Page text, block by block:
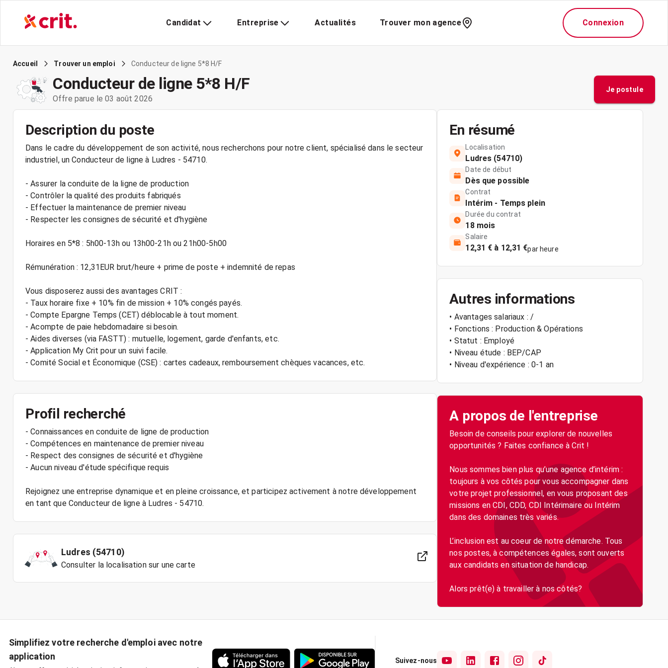
Candidat Entreprise Actualités Trouver mon agence Connexion
Accueil Trouver un emploi Conducteur de ligne 5*8 H/F
Conducteur de ligne 5*8 H/F
Offre parue le 03 août 2026
Je postule
Description du poste
Dans le cadre du développement de son activité, nous recherchons pour notre client, spécialisé dans le secteur
industriel, un Conducteur de ligne à Ludres - 54710.
- Assurer la conduite de la ligne de production
- Contrôler la qualité des produits fabriqués
- Effectuer la maintenance de premier niveau
- Respecter les consignes de sécurité et d'hygiène
Horaires en 5*8 : 5h00-13h ou 13h00-21h ou 21h00-5h00
Rémunération : 12,31EUR brut/heure + prime de poste + indemnité de repas
Vous disposerez aussi des avantages CRIT :
- Taux horaire fixe + 10% fin de mission + 10% congés payés.
- Compte Epargne Temps (CET) déblocable à tout moment.
- Acompte de paie hebdomadaire si besoin.
- Aides diverses (via FASTT) : mutuelle, logement, garde d'enfants, etc.
- Application My Crit pour un suivi facile.
Profil recherché
- Connaissances en conduite de ligne de production
- Compétences en maintenance de premier niveau
- Respect des consignes de sécurité et d'hygiène
- Aucun niveau d'étude spécifique requis
Rejoignez une entreprise dynamique et en pleine croissance, et participez activement à notre développement
Ludres (54710)
Consulter la localisation sur une carte
En résumé
Localisation
Ludres (54710)
Date de début
Dès que possible
Contrat
Intérim - Temps plein
Durée du contrat
18 mois
Salaire
12,31 € à 12,31 €par heure
Autres informations
• Avantages salariaux : /
• Fonctions : Production & Opérations
• Statut : Employé
• Niveau étude : BEP/CAP
• Niveau d'expérience : 0-1 an
A propos de l'entreprise
Besoin de conseils pour explorer de nouvelles
opportunités ? Faites confiance à Crit !
Nous sommes bien plus qu’une agence d’intérim :
toujours à vos côtés pour vous accompagner dans
votre projet professionnel, en vous proposant des
missions en CDI, CDD, CDI Intérimaire ou Intérim
dans des domaines très variés.
L’inclusion est au coeur de notre démarche. Tous
nos postes, à compétences égales, sont ouverts
aux candidats en situation de handicap.
Alors prêt(e) à travailler à nos côtés?
Simplifiez votre recherche d'emploi avec notre
application
Suivez-nous